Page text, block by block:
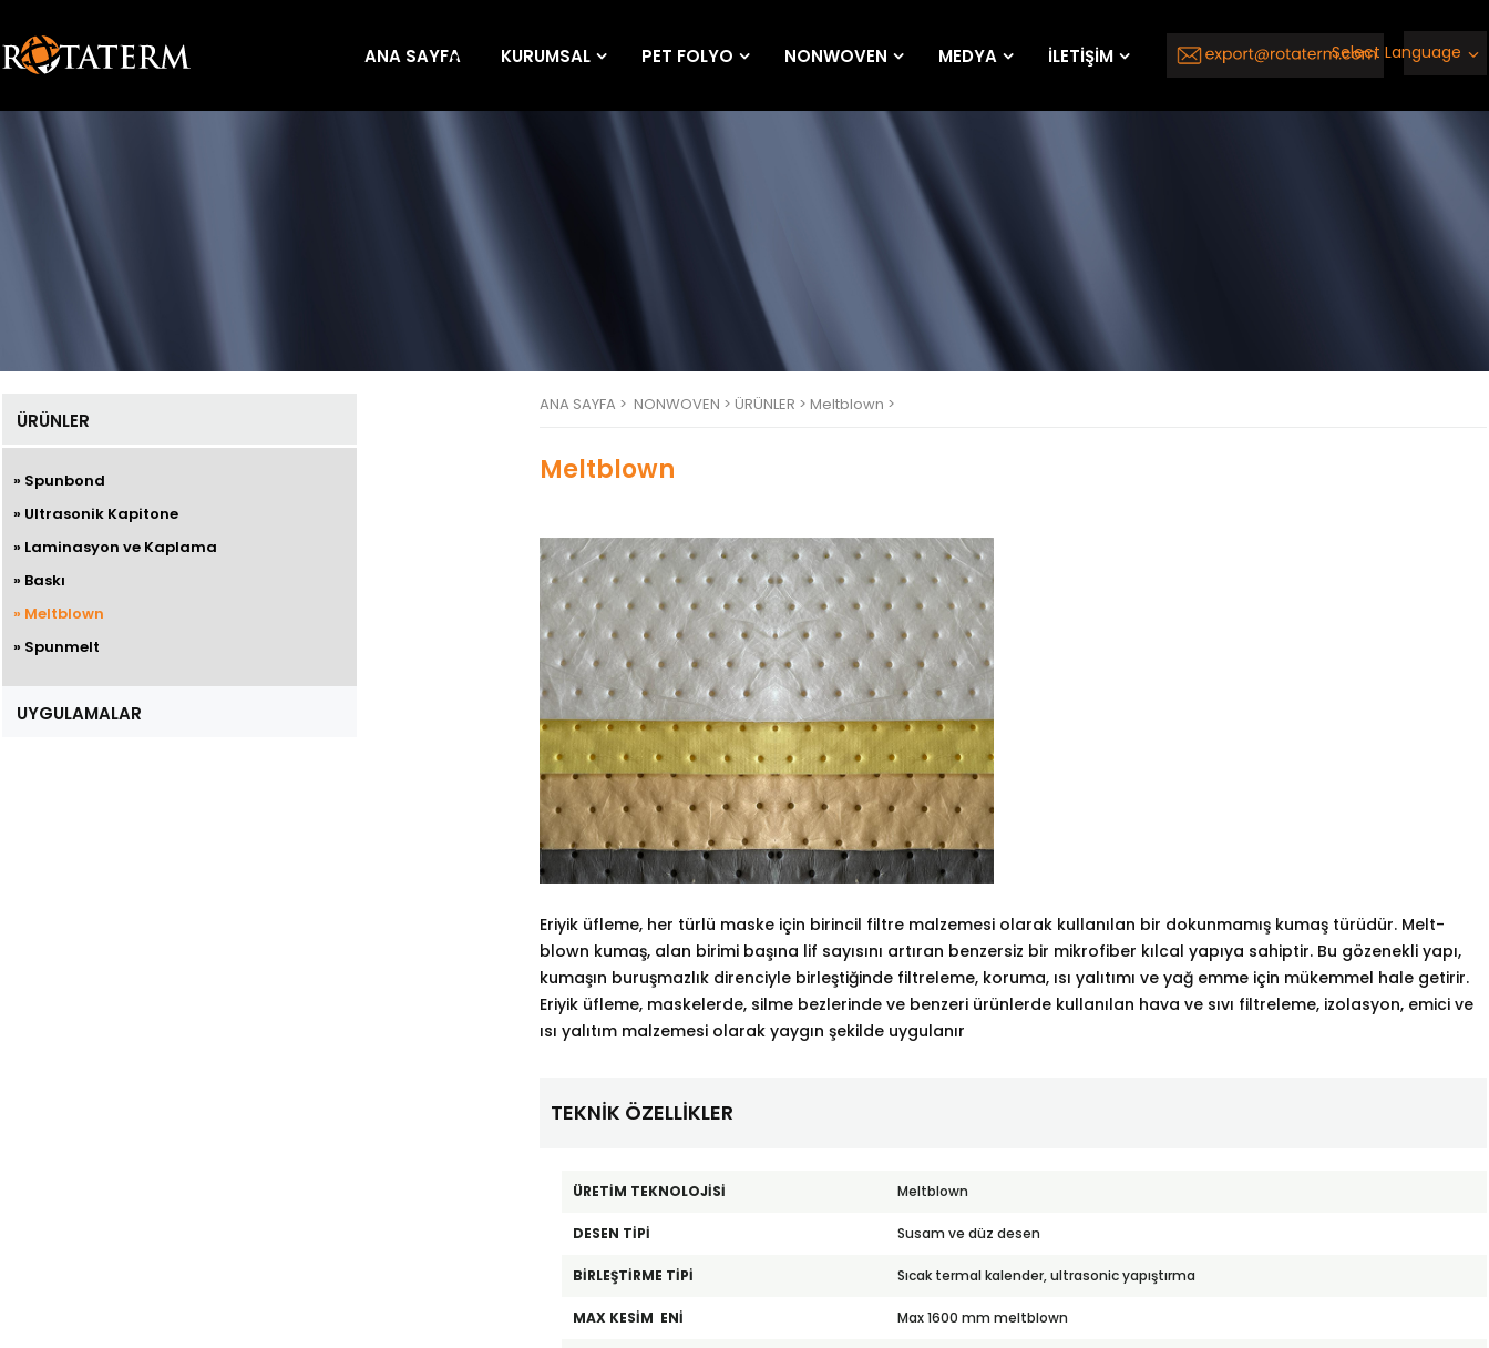
Select Language
ANA SAYFA KURUMSAL PET FOLYO NONWOVEN MEDYA İLETİŞİM
ÜRÜNLER
» Spunbond
» Ultrasonik Kapitone
» Laminasyon ve Kaplama
» Baskı
» Meltblown
» Spunmelt
UYGULAMALAR
ANA SAYFA > NONWOVEN > ÜRÜNLER > Meltblown >
Meltblown
Eriyik üfleme, her türlü maske için birincil filtre malzemesi olarak kullanılan bir dokunmamış kumaş türüdür. Melt-
blown kumaş, alan birimi başına lif sayısını artıran benzersiz bir mikrofiber kılcal yapıya sahiptir. Bu gözenekli yapı,
kumaşın buruşmazlık direnciyle birleştiğinde filtreleme, koruma, ısı yalıtımı ve yağ emme için mükemmel hale getirir.
Eriyik üfleme, maskelerde, silme bezlerinde ve benzeri ürünlerde kullanılan hava ve sıvı filtreleme, izolasyon, emici ve
ısı yalıtım malzemesi olarak yaygın şekilde uygulanır
TEKNİK ÖZELLİKLER
ÜRETİM TEKNOLOJİSİ Meltblown
DESEN TİPİ Susam ve düz desen
BİRLEŞTİRME TİPİ Sıcak termal kalender, ultrasonic yapıştırma
MAX KESİM ENİ Max 1600 mm meltblown